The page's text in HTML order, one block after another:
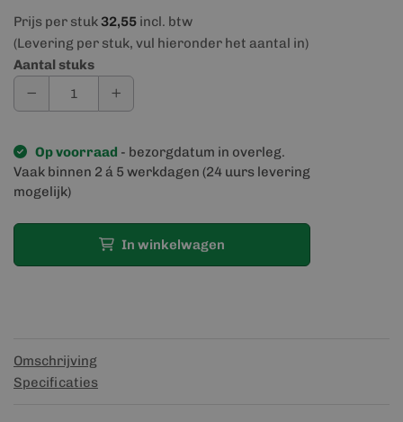
Prijs per stuk32,55 incl. btw
(Levering per stuk, vul hieronder het aantal in)
Aantal stuks
Op voorraad - bezorgdatum in overleg.
Vaak binnen 2 á 5 werkdagen (24 uurs levering
mogelijk)
In winkelwagen
Omschrijving
Specificaties